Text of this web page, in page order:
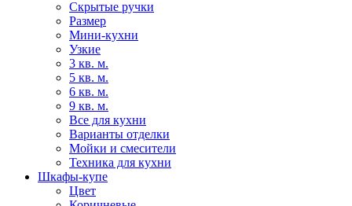
Скрытые ручки
Размер
Мини-кухни
Узкие
3 кв. м.
5 кв. м.
6 кв. м.
9 кв. м.
Все для кухни
Варианты отделки
Мойки и смесители
Техника для кухни
Шкафы-купе
Цвет